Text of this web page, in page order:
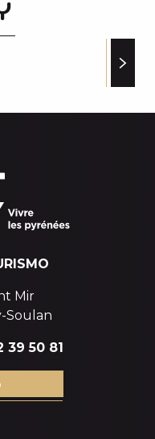
LARY VILLAGE
Mir
Soulan
39 50 81